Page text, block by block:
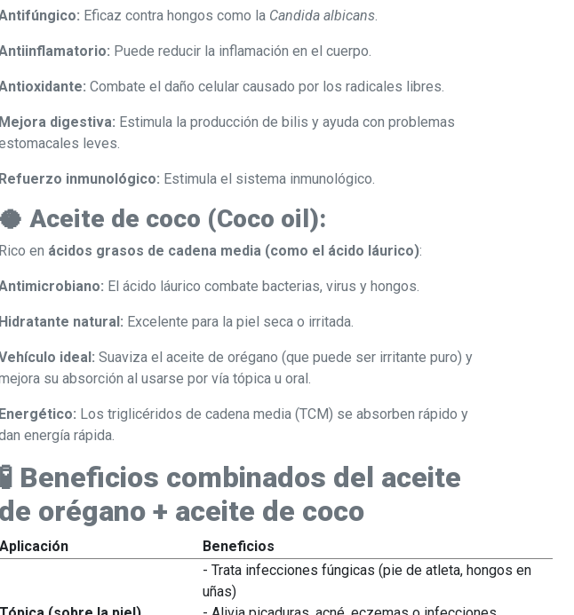
Eficaz contra hongos como la Candida albicans.
Puede reducir la inflamación en el cuerpo.
Combate el daño celular causado por los radicales libres.
Mejora digestiva: Estimula la producción de bilis y ayuda con problemas
leves.
Refuerzo inmunológico: Estimula el sistema inmunológico.
🥥 Aceite de coco (Coco oil):
Rico en ácidos grasos de cadena media (como el ácido láurico):
El ácido láurico combate bacterias, virus y hongos.
Hidratante natural: Excelente para la piel seca o irritada.
ideal: Suaviza el aceite de orégano (que puede ser irritante puro) y
su absorción al usarse por vía tópica u oral.
Energético: Los triglicéridos de cadena media (TCM) se absorben rápido y
energía rápida.
🧪 Beneficios combinados del aceite
de orégano + aceite de coco
Aplicación Beneficios
- Trata infecciones fúngicas (pie de atleta, hongos en
uñas)